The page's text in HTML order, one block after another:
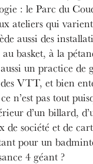
: le Parc du
ateliers qui
aussi des
basket, à la
un practice de
VTT, et bien
n’est pas tout
d’un billard,
de société et de
pour un
4 géant ?